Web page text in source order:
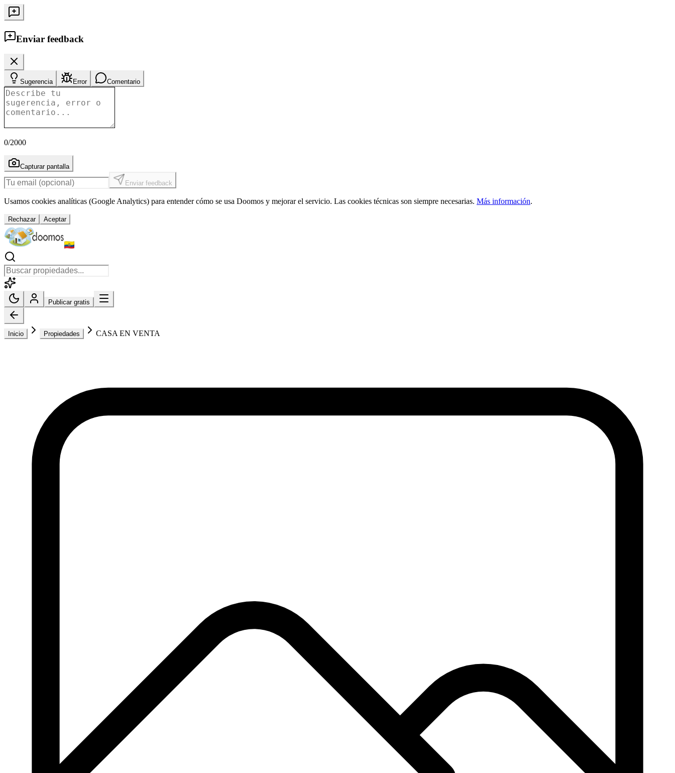
Enviar feedback
Sugerencia Error Comentario
0/2000
Capturar pantalla
Enviar feedback
Usamos cookies analíticas (Google Analytics) para entender cómo se usa Doomos y mejorar el servicio. Las cookies técnicas son siempre necesarias. Más información.
Rechazar Aceptar
Publicar gratis
Inicio Propiedades CASA EN VENTA